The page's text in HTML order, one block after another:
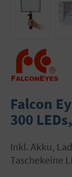
Falcon
300
inkl. Akku, Ladegerät, Handgriff, Kugelkopf und
Taschekeine